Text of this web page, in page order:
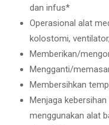
dan infus*
Operasional alat
kolostomi,
Memberikan/
Mengganti/
Membersihkan
Menjaga
menggunakan alat